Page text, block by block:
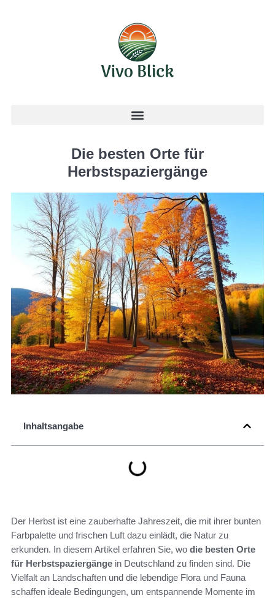
Die besten Orte für
Herbstspaziergänge
Inhaltsangabe
Der Herbst ist eine zauberhafte Jahreszeit, die mit ihrer bunten
Farbpalette und frischen Luft dazu einlädt, die Natur zu
erkunden. In diesem Artikel erfahren Sie, wo die besten Orte
für Herbstspaziergänge in Deutschland zu finden sind. Die
Vielfalt an Landschaften und die lebendige Flora und Fauna
schaffen ideale Bedingungen, um entspannende Momente im